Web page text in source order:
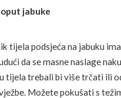
jabuke
tijela podsjeća na jabuku
da se masne naslage
tijela trebali bi više trčati ili
Možete pokušati s